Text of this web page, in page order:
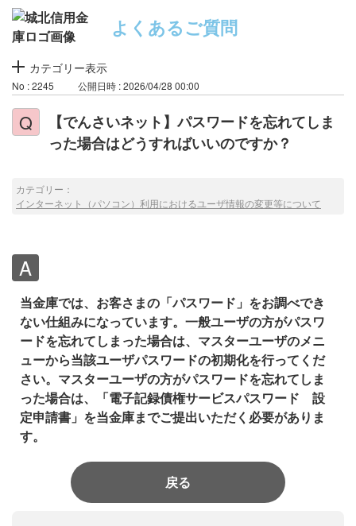
よくあるご質問
カテゴリー表示
No : 2245 公開日時 : 2026/04/28 00:00
【でんさいネット】パスワードを忘れてしま
った場合はどうすればいいのですか？
カテゴリー：
インターネット（パソコン）利用におけるユーザ情報の変更等について
当金庫では、お客さまの「パスワード」をお調べでき
ない仕組みになっています。一般ユーザの方がパスワ
ードを忘れてしまった場合は、マスターユーザのメニ
ューから当該ユーザパスワードの初期化を行ってくだ
さい。マスターユーザの方がパスワードを忘れてしま
った場合は、「電子記録債権サービスパスワード 設
定申請書」を当金庫までご提出いただく必要がありま
す。
戻る